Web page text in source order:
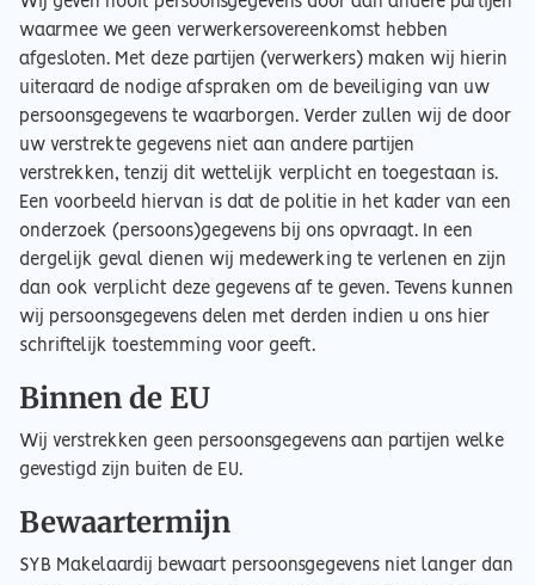
waarmee we geen verwerkersovereenkomst hebben
afgesloten. Met deze partijen (verwerkers) maken wij hierin
uiteraard de nodige afspraken om de beveiliging van uw
persoonsgegevens te waarborgen. Verder zullen wij de door
uw verstrekte gegevens niet aan andere partijen
verstrekken, tenzij dit wettelijk verplicht en toegestaan is.
Een voorbeeld hiervan is dat de politie in het kader van een
onderzoek (persoons)gegevens bij ons opvraagt. In een
dergelijk geval dienen wij medewerking te verlenen en zijn
dan ook verplicht deze gegevens af te geven. Tevens kunnen
wij persoonsgegevens delen met derden indien u ons hier
schriftelijk toestemming voor geeft.
Binnen de EU
Wij verstrekken geen persoonsgegevens aan partijen welke
gevestigd zijn buiten de EU.
Bewaartermijn
SYB Makelaardij bewaart persoonsgegevens niet langer dan